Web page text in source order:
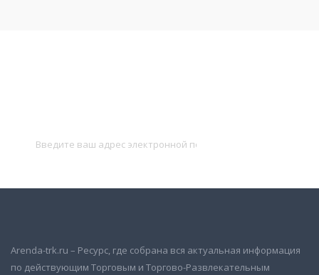
Arenda-trk.ru – Ресурс, где собрана вся актуальная информация
по действующим Торговым и Торгово-Развлекательным